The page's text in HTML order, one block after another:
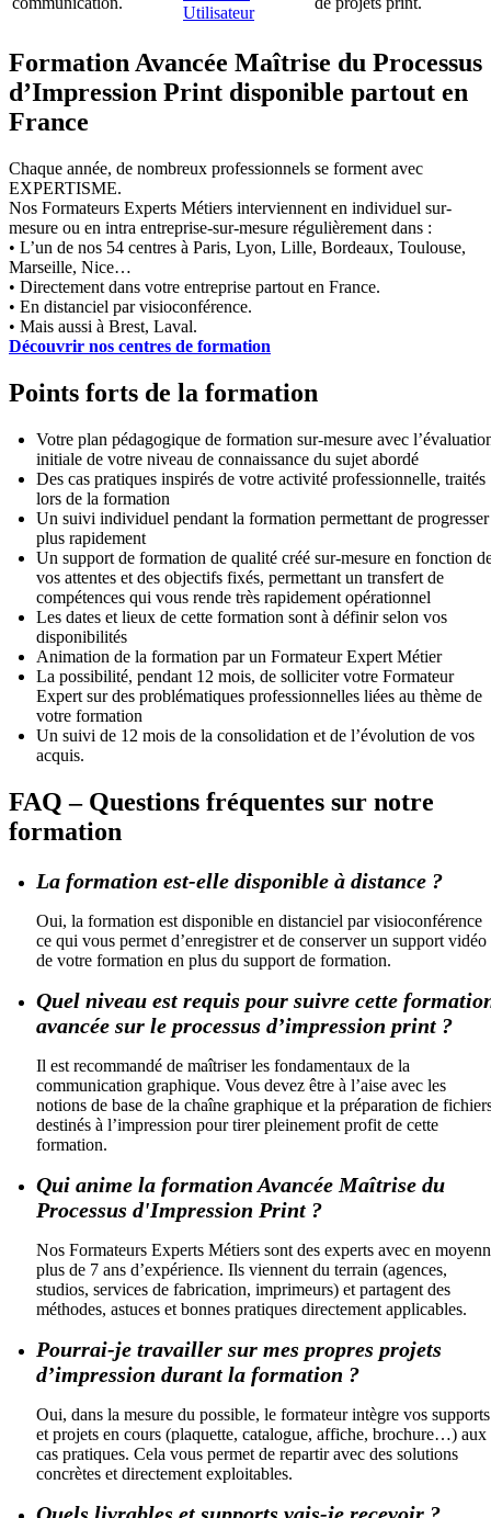
Utilisateur
Formation Avancée Maîtrise du Processus
d’Impression Print disponible partout en
France
Chaque année, de nombreux professionnels se forment avec
EXPERTISME.
Nos Formateurs Experts Métiers interviennent en individuel sur-
mesure ou en intra entreprise-sur-mesure régulièrement dans :
• L’un de nos 54 centres à Paris, Lyon, Lille, Bordeaux, Toulouse,
Marseille, Nice…
• Directement dans votre entreprise partout en France.
• En distanciel par visioconférence.
• Mais aussi à Brest, Laval.
Découvrir nos centres de formation
Points forts de la formation
Votre plan pédagogique de formation sur-mesure avec
initiale de votre niveau de connaissance du sujet abordé
Des cas pratiques inspirés de votre activité professionnelle, traités
lors de la formation
Un suivi individuel pendant la formation permettant de progresser
plus rapidement
Un support de formation de qualité créé sur-mesure en fonction
vos attentes et des objectifs fixés, permettant un transfert de
compétences qui vous rende très rapidement opérationnel
Les dates et lieux de cette formation sont à définir selon vos
disponibilités
Animation de la formation par un Formateur Expert Métier
La possibilité, pendant 12 mois, de solliciter votre Formateur
Expert sur des problématiques professionnelles liées au thème de
votre formation
Un suivi de 12 mois de la consolidation et de l’évolution de vos
acquis.
FAQ – Questions fréquentes sur notre
formation
La formation est-elle disponible à distance ?
Oui, la formation est disponible en distanciel par visioconférence
ce qui vous permet d’enregistrer et de conserver un support vidéo
de votre formation en plus du support de formation.
Quel niveau est requis pour suivre cette
avancée sur le processus d’impression print ?
Il est recommandé de maîtriser les fondamentaux de la
communication graphique. Vous devez être à l’aise avec les
notions de base de la chaîne graphique et la préparation de
destinés à l’impression pour tirer pleinement profit de cette
formation.
Qui anime la formation Avancée Maîtrise du
Processus d'Impression Print ?
Nos Formateurs Experts Métiers sont des experts avec en
plus de 7 ans d’expérience. Ils viennent du terrain (agences,
studios, services de fabrication, imprimeurs) et partagent des
méthodes, astuces et bonnes pratiques directement applicables.
Pourrai-je travailler sur mes propres projets
d’impression durant la formation ?
Oui, dans la mesure du possible, le formateur intègre vos supports
et projets en cours (plaquette, catalogue, affiche, brochure…) aux
cas pratiques. Cela vous permet de repartir avec des solutions
concrètes et directement exploitables.